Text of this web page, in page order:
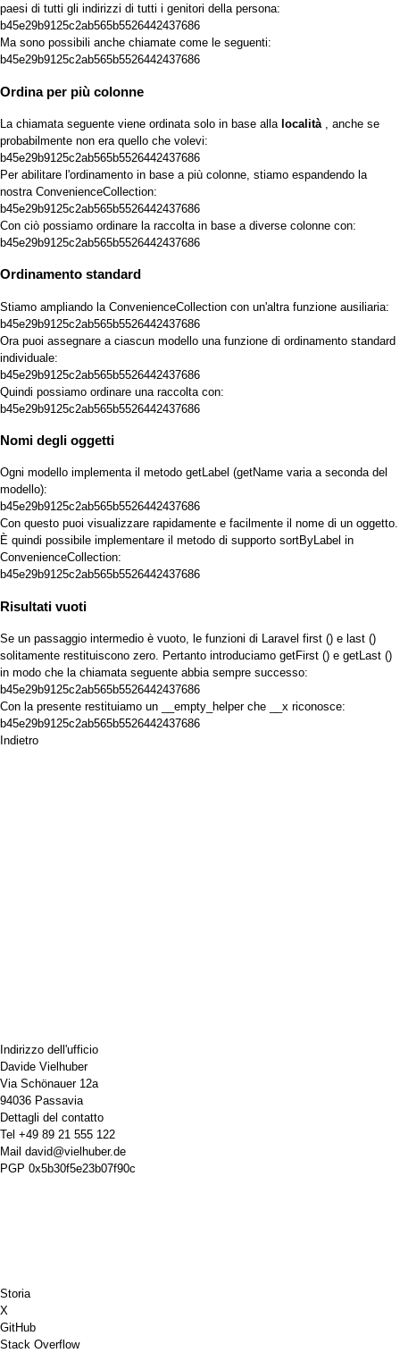
paesi di tutti gli indirizzi di tutti i genitori della persona:
b45e29b9125c2ab565b5526442437686
Ma sono possibili anche chiamate come le seguenti:
b45e29b9125c2ab565b5526442437686
Ordina per più colonne
La chiamata seguente viene ordinata solo in base alla località, anche se
probabilmente non era quello che volevi:
b45e29b9125c2ab565b5526442437686
Per abilitare l'ordinamento in base a più colonne, stiamo espandendo la
nostra ConvenienceCollection:
b45e29b9125c2ab565b5526442437686
Con ciò possiamo ordinare la raccolta in base a diverse colonne con:
b45e29b9125c2ab565b5526442437686
Ordinamento standard
Stiamo ampliando la ConvenienceCollection con un'altra funzione ausiliaria:
b45e29b9125c2ab565b5526442437686
Ora puoi assegnare a ciascun modello una funzione di ordinamento standard
individuale:
b45e29b9125c2ab565b5526442437686
Quindi possiamo ordinare una raccolta con:
b45e29b9125c2ab565b5526442437686
Nomi degli oggetti
Ogni modello implementa il metodo getLabel (getName varia a seconda del
modello):
b45e29b9125c2ab565b5526442437686
Con questo puoi visualizzare rapidamente e facilmente il nome di un oggetto.
È quindi possibile implementare il metodo di supporto sortByLabel in
ConvenienceCollection:
b45e29b9125c2ab565b5526442437686
Risultati vuoti
Se un passaggio intermedio è vuoto, le funzioni di Laravel first () e last ()
solitamente restituiscono zero. Pertanto introduciamo getFirst () e getLast ()
in modo che la chiamata seguente abbia sempre successo:
b45e29b9125c2ab565b5526442437686
Con la presente restituiamo un __empty_helper che __x riconosce:
b45e29b9125c2ab565b5526442437686
Indietro
Indirizzo dell'ufficio
Davide Vielhuber
Via Schönauer 12a
94036 Passavia
Dettagli del contatto
Tel +49 89 21 555 122
Mail david@vielhuber.de
PGP 0x5b30f5e23b07f90c
Storia
X
GitHub
Stack Overflow